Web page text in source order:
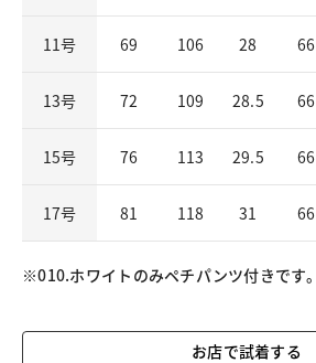
11号 69 106 28 66
13号 72 109 28.5 66
15号 76 113 29.5 66
17号 81 118 31 66
※010.ホワイトのみペチパンツ付きです。
お店で試着する